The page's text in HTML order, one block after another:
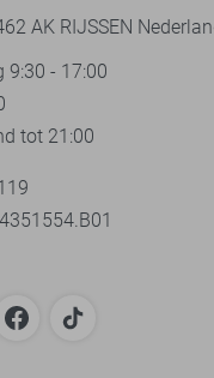
AK RIJSSEN
- 17:00
tot 21:00